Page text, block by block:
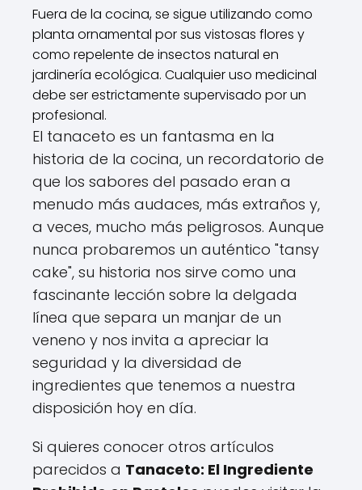
Fuera de la cocina, se sigue utilizando como
planta ornamental por sus vistosas flores y
como repelente de insectos natural en
jardinería ecológica. Cualquier uso medicinal
debe ser estrictamente supervisado por un
profesional.
El tanaceto es un fantasma en la
historia de la cocina, un recordatorio de
que los sabores del pasado eran a
menudo más audaces, más extraños y,
a veces, mucho más peligrosos. Aunque
nunca probaremos un auténtico "tansy
cake", su historia nos sirve como una
fascinante lección sobre la delgada
línea que separa un manjar de un
veneno y nos invita a apreciar la
seguridad y la diversidad de
ingredientes que tenemos a nuestra
disposición hoy en día.
Si quieres conocer otros artículos
parecidos a Tanaceto: El Ingrediente